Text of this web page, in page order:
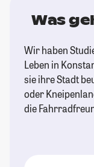
Was
Wir haben
Leben in
sie ihre Stadt
oder
die